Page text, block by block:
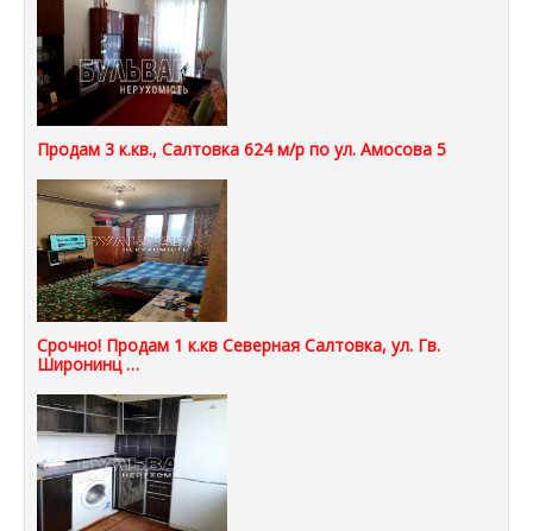
Продам 3 к.кв., Салтовка 624 м/р по ул. Амосова 5
Срочно! Продам 1 к.кв Северная Салтовка, ул. Гв.
Широнинц …